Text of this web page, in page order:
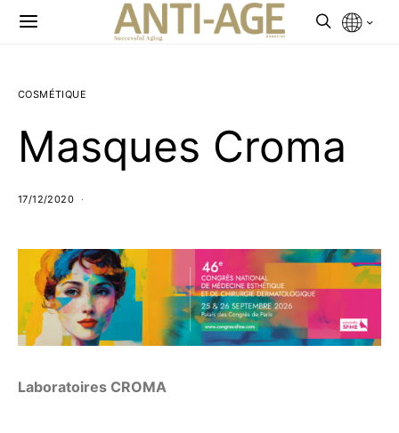
COSMÉTIQUE
Masques Croma
17/12/2020
Laboratoires CROMA